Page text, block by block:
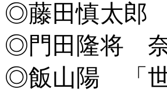
◎藤田慎太郎
◎門田隆将 奈
◎飯山陽 「世